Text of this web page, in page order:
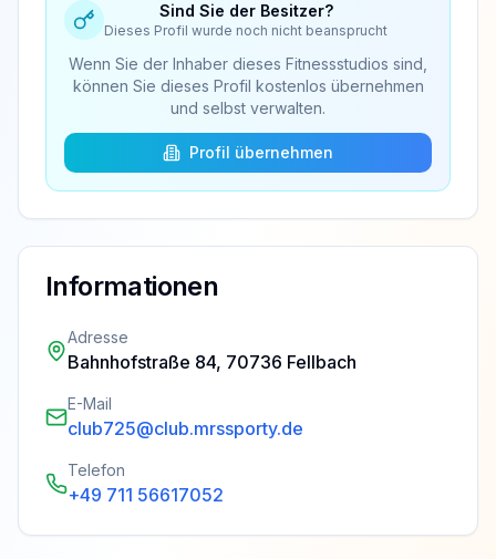
Sind Sie der Besitzer?
Dieses Profil wurde noch nicht beansprucht
Wenn Sie der Inhaber dieses Fitnessstudios sind,
können Sie dieses Profil kostenlos übernehmen
und selbst verwalten.
Profil übernehmen
Informationen
Adresse
Bahnhofstraße 84, 70736 Fellbach
E-Mail
club725@club.mrssporty.de
Telefon
+49 711 56617052